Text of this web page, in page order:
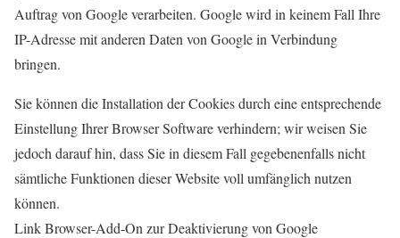
Auftrag von Google verarbeiten. Google wird in keinem Fall Ihre
IP-Adresse mit anderen Daten von Google in Verbindung
bringen.
Sie können die Installation der Cookies durch eine entsprechende
Einstellung Ihrer Browser Software verhindern; wir weisen Sie
jedoch darauf hin, dass Sie in diesem Fall gegebenenfalls nicht
sämtliche Funktionen dieser Website voll umfänglich nutzen
können.
Link Browser-Add-On zur Deaktivierung von Google